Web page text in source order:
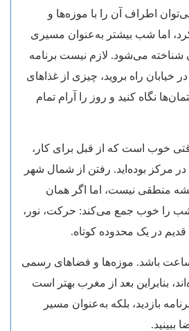
اطراف آن را با موزه‌ها و
اما شب بیشتر به‌عنوان مسیری
می‌شود. لازم نیست برنامه
خیابان راه بروید، چیزی از غذاهای
نگاه کنید و روز را آرام تمام
خوب است که از قبل برای کار،
در مرکز بوده‌اید. رفتن از شمال شهر
منطقی نیست، اما اگر همان
شب را خوب جمع می‌کند: حرکت، نور،
در یک محدوده کوتاه.
ساعت باشد. موزه‌ها و فضاهای رسمی
بنابراین بعد از مغرب بهتر است
بازدید، بلکه به‌عنوان مسیر
ببینید.